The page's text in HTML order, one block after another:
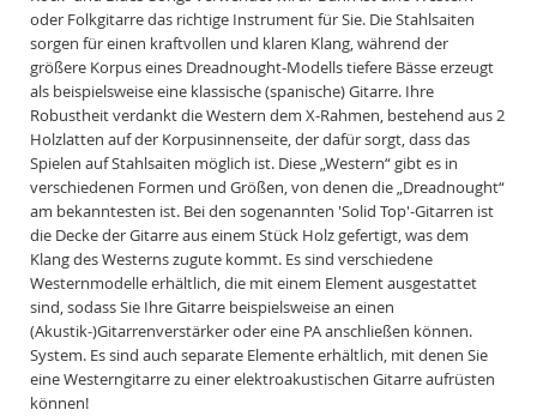
oder Folkgitarre das richtige Instrument für Sie. Die Stahlsaiten
sorgen für einen kraftvollen und klaren Klang, während der
größere Korpus eines Dreadnought-Modells tiefere Bässe erzeugt
als beispielsweise eine klassische (spanische) Gitarre. Ihre
Robustheit verdankt die Western dem X-Rahmen, bestehend aus 2
Holzlatten auf der Korpusinnenseite, der dafür sorgt, dass das
Spielen auf Stahlsaiten möglich ist. Diese „Western“ gibt es in
verschiedenen Formen und Größen, von denen die „Dreadnought“
am bekanntesten ist. Bei den sogenannten 'Solid Top'-Gitarren ist
die Decke der Gitarre aus einem Stück Holz gefertigt, was dem
Klang des Westerns zugute kommt. Es sind verschiedene
Westernmodelle erhältlich, die mit einem Element ausgestattet
sind, sodass Sie Ihre Gitarre beispielsweise an einen
(Akustik-)Gitarrenverstärker oder eine PA anschließen können.
System. Es sind auch separate Elemente erhältlich, mit denen Sie
eine Westerngitarre zu einer elektroakustischen Gitarre aufrüsten
können!